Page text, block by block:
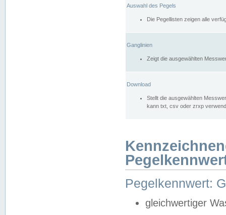
Auswahl des Pegels
Die Pegellisten zeigen alle
Ganglinien
Zeigt die ausgewählten
Download
Stellt die ausgewählten
kann txt, csv oder zrxp
Pegelkennwert:
gleichwertiger